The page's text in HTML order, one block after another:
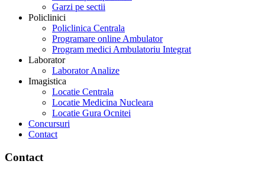
Garzi pe sectii
Policlinici
Policlinica Centrala
Programare online Ambulator
Program medici Ambulatoriu Integrat
Laborator
Laborator Analize
Imagistica
Locatie Centrala
Locatie Medicina Nucleara
Locatie Gura Ocnitei
Concursuri
Contact
Contact